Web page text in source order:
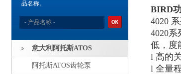
品名称。
意大利阿托斯ATOS
阿托斯ATOS齿轮泵
BIRD
4020 系
4020系
低，度
l 高的
l 全量